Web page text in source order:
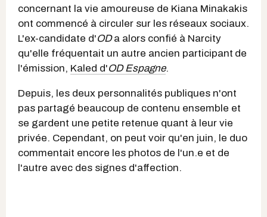
concernant la vie amoureuse de Kiana Minakakis
ont commencé à circuler sur les réseaux sociaux.
L'ex-candidate d'ODa alors confié à Narcity
qu'elle fréquentait un autre ancien participant de
l'émission, Kaled d'OD Espagne.
Depuis, les deux personnalités publiques n'ont
pas partagé beaucoup de contenu ensemble et
se gardent une petite retenue quant à leur vie
privée. Cependant, on peut voir qu'en juin, le duo
commentait encore les photos de l'un.e et de
l'autre avec des signes d'affection.